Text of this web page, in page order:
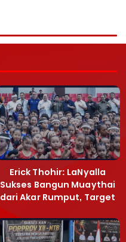
Erick Thohir: LaNyalla
Sukses Bangun Muaythai
dari Akar Rumput, Target